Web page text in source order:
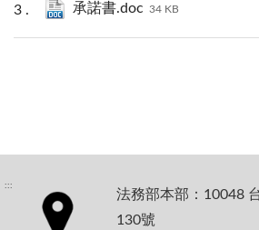
承諾書.doc 34 KB
:::
法務部本部：10048
130號